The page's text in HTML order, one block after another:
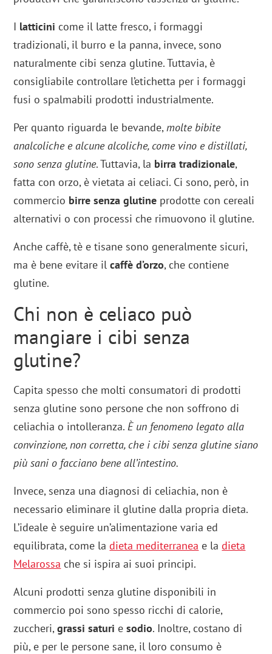
I latticini come il latte fresco, i formaggi
tradizionali, il burro e la panna, invece, sono
naturalmente cibi senza glutine. Tuttavia, è
consigliabile controllare l’etichetta per i formaggi
fusi o spalmabili prodotti industrialmente.
Per quanto riguarda le bevande, molte bibite
analcoliche e alcune alcoliche, come vino e distillati,
sono senza glutine. Tuttavia, la birra tradizionale,
fatta con orzo, è vietata ai celiaci. Ci sono, però, in
commercio birre senza glutine prodotte con cereali
alternativi o con processi che rimuovono il glutine.
Anche caffè, tè e tisane sono generalmente sicuri,
ma è bene evitare ilcaffè d’orzo, che contiene
glutine.
Chi non è celiaco può
mangiare i cibi senza
glutine?
Capita spesso che molti consumatori di prodotti
senza glutine sono persone che non soffrono di
celiachia o intolleranza. È un fenomeno legato alla
convinzione, non corretta, che i cibi senza glutine siano
più sani o facciano bene all’intestino.
Invece, senza una diagnosi di celiachia, non è
necessario eliminare il glutine dalla propria dieta.
L’ideale è seguire un’alimentazione varia ed
equilibrata, come ladieta mediterranea e ladieta
Melarossa che si ispira ai suoi principi.
Alcuni prodotti senza glutine disponibili in
commercio poi sono spesso ricchi di calorie,
zuccheri,grassi saturi esodio. Inoltre, costano di
più, e per le persone sane, il loro consumo è